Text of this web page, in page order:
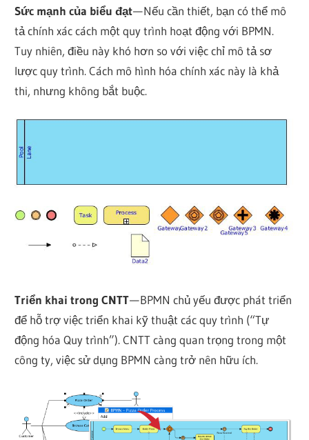
Sức mạnh của biểu đạt— Nếu cần thiết, bạn có thể mô
tả chính xác cách một quy trình hoạt động với BPMN.
Tuy nhiên, điều này khó hơn so với việc chỉ mô tả sơ
lược quy trình. Cách mô hình hóa chính xác này là khả
thi, nhưng không bắt buộc.
Triển khai trong CNTT— BPMN chủ yếu được phát triển
để hỗ trợ việc triển khai kỹ thuật các quy trình (“Tự
động hóa Quy trình”). CNTT càng quan trọng trong một
công ty, việc sử dụng BPMN càng trở nên hữu ích.